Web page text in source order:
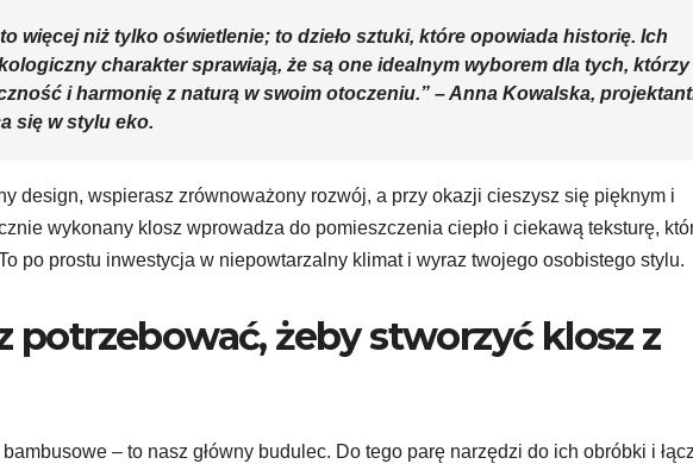
więcej niż tylko oświetlenie; to dzieło sztuki, które opowiada historię. Ich
charakter sprawiają, że są one idealnym wyborem dla tych, którzy
i harmonię z naturą w swoim otoczeniu.” – Anna Kowalska,
się w stylu eko.
design, wspierasz zrównoważony rozwój, a przy okazji cieszysz się pięknym i
wykonany klosz wprowadza do pomieszczenia ciepło i ciekawą teksturę,
po prostu inwestycja w niepowtarzalny klimat i wyraz twojego osobistego stylu.
potrzebować, żeby stworzyć klosz z
– to nasz główny budulec. Do tego parę narzędzi do ich obróbki i